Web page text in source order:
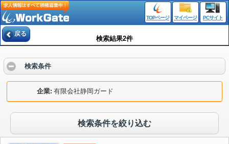
TOPページ マイページ PCサイト
戻る
検索結果2件
検索条件
企業 有限会社静岡ガード
検索条件を絞り込む